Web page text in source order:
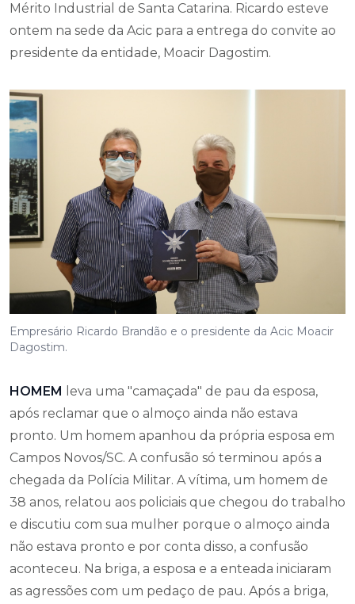
Mérito Industrial de Santa Catarina. Ricardo esteve
ontem na sede da Acic para a entrega do convite ao
presidente da entidade, Moacir Dagostim.
Empresário Ricardo Brandão e o presidente da Acic Moacir
Dagostim.
HOMEM leva uma "camaçada" de pau da esposa,
após reclamar que o almoço ainda não estava
pronto. Um homem apanhou da própria esposa em
Campos Novos/SC. A confusão só terminou após a
chegada da Polícia Militar. A vítima, um homem de
38 anos, relatou aos policiais que chegou do trabalho
e discutiu com sua mulher porque o almoço ainda
não estava pronto e por conta disso, a confusão
aconteceu. Na briga, a esposa e a enteada iniciaram
as agressões com um pedaço de pau. Após a briga,